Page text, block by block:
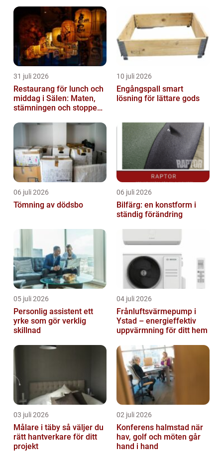
31 juli 2026
Restaurang för lunch och
middag i Sälen: Maten,
stämningen och stoppen
10 juli 2026
Engångspall smart
lösning för lättare gods
06 juli 2026
Tömning av dödsbo
06 juli 2026
Bilfärg: en konstform i
ständig förändring
05 juli 2026
Personlig assistent ett
yrke som gör verklig
skillnad
04 juli 2026
Frånluftsvärmepump i
Ystad – energieffektiv
uppvärmning för ditt hem
03 juli 2026
Målare i täby så väljer du
rätt hantverkare för ditt
projekt
02 juli 2026
Konferens halmstad när
hav, golf och möten går
hand i hand